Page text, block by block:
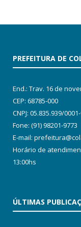
PREFEITURA DE
End.: Trav. 16 de
CEP: 68785-000
CNPJ: 05.835.939/
Fone: (91) 98201-9773
E-mail:
Horário de
13:00hs
ÚLTIMAS